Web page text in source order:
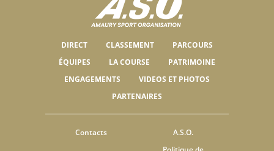
DIRECT CLASSEMENT
PARCOURS
ÉQUIPES
LA COURSE
PATRIMOINE
ENGAGEMENTS
VIDEOS ET PHOTOS
PARTENAIRES
Contacts A.S.O.